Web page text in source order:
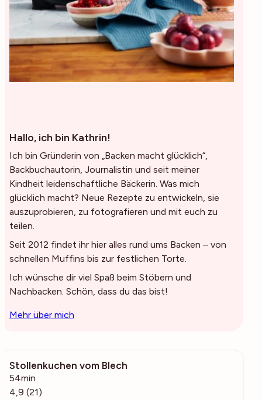
Hallo, ich bin Kathrin!
Ich bin Gründerin von „Backen macht glücklich“,
Backbuchautorin, Journalistin und seit meiner
Kindheit leidenschaftliche Bäckerin. Was mich
glücklich macht? Neue Rezepte zu entwickeln, sie
auszuprobieren, zu fotografieren und mit euch zu
teilen.
Seit 2012 findet ihr hier alles rund ums Backen – von
schnellen Muffins bis zur festlichen Torte.
Ich wünsche dir viel Spaß beim Stöbern und
Nachbacken. Schön, dass du das bist!
Mehr über mich
Stollenkuchen vom Blech
54min
4,9 (21)